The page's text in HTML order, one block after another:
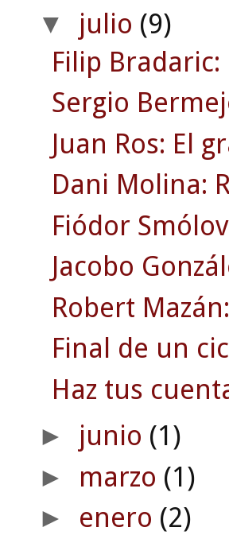
▼ julio (9)
Filip
Sergio
Juan Ros: El
Dani Molina:
Fiódor
Jacobo
Robert
Final de un
Haz tus
► junio (1)
► marzo (1)
► enero (2)